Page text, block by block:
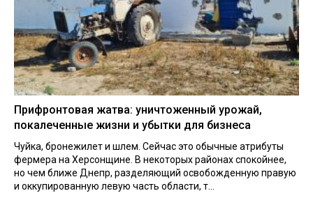
Прифронтовая жатва: уничтоженный урожай,
покалеченные жизни и убытки для бизнеса
Чуйка, бронежилет и шлем. Сейчас это обычные атрибуты
фермера на Херсонщине. В некоторых районах спокойнее,
но чем ближе Днепр, разделяющий освобожденную правую
и оккупированную левую часть области, т...